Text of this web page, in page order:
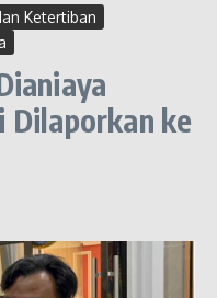
Ketertiban
Dilaporkan ke